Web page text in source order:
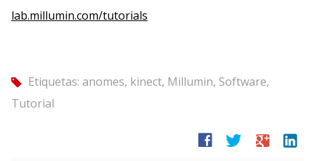
lab.millumin.com/tutorials
tag Etiquetas: anomes, kinect, Millumin, Software,
Tutorial
facebook twitter google linkedin